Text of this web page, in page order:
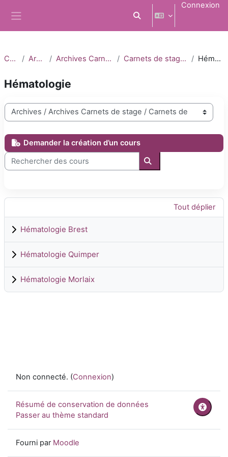
Activer/désactiver la
Connexion
Cours Archives Archives Carnets de stage Carnets de stage 2022-2023 Hématologie
Hématologie
Catégories de cours
Demander la création d’un cours
Rechercher des cours
Rechercher des cours
Tout déplier
Hématologie Brest
Hématologie Quimper
Hématologie Morlaix
Non connecté. (Connexion)
Résumé de conservation de données
Passer au thème standard
Fourni par Moodle